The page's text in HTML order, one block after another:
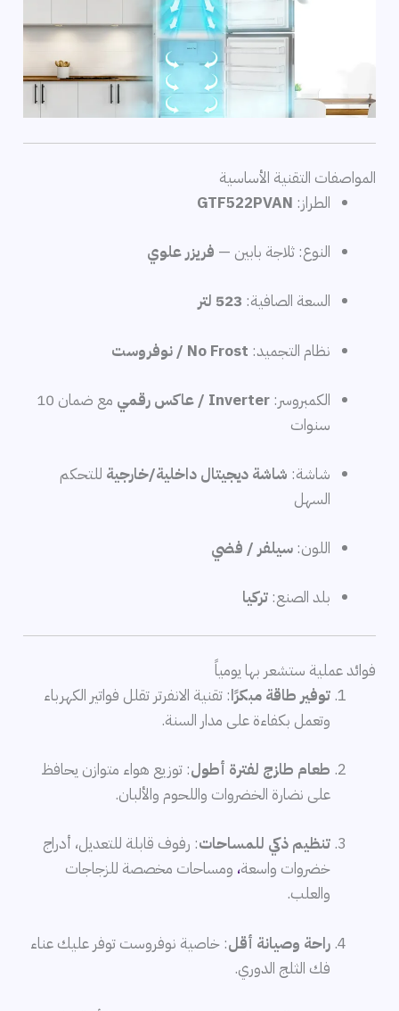
المواصفات التقنية الأساسية
الطراز: GTF522PVAN
النوع: ثلاجة بابين — فريزر علوي
السعة الصافية: 523 لتر
نظام التجميد: No Frost / نوفروست
الكمبروسر:Inverter / عاكس رقمي
مع ضمان 10
سنوات
شاشة: شاشة ديجيتال داخلية/خارجية للتحكم
السهل
اللون:سيلفر / فضي
بلد الصنع:تركيا
فوائد عملية ستشعر بها يومياً
توفير طاقة مبكرًا: تقنية الانفرتر تقلل فواتير الكهرباء
وتعمل بكفاءة على مدار السنة.
طعام طازج لفترة أطول: توزيع هواء متوازن يحافظ
على نضارة الخضروات واللحوم والألبان.
تنظيم ذكي للمساحات: رفوف قابلة للتعديل، أدراج
خضروات واسعة، ومساحات مخصصة للزجاجات
والعلب.
راحة وصيانة أقل: خاصية نوفروست توفر عليك عناء
فك الثلج الدوري.